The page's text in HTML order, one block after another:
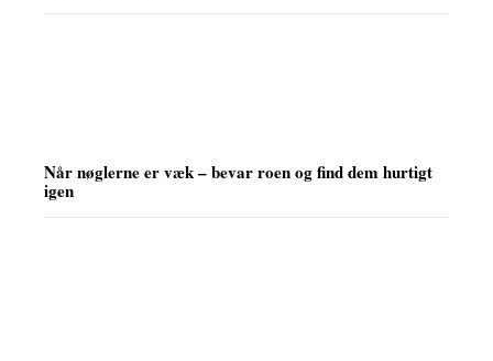
Når nøglerne er væk – bevar roen og find dem hurtigt
igen